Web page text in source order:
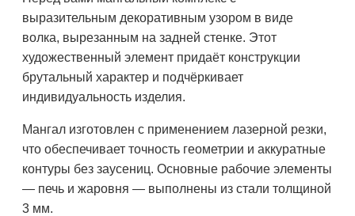
выразительным декоративным узором в виде
волка, вырезанным на задней стенке. Этот
художественный элемент придаёт конструкции
брутальный характер и подчёркивает
индивидуальность изделия.
Мангал изготовлен с применением лазерной резки,
что обеспечивает точность геометрии и аккуратные
контуры без заусениц. Основные рабочие элементы
— печь и жаровня — выполнены из стали толщиной
3 мм.